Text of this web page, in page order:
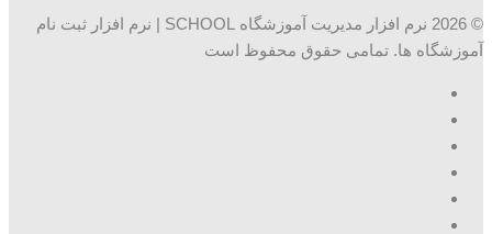
© 2026 نرم افزار مدیریت آموزشگاه SCHOOL | نرم افزار ثبت نام
آموزشگاه ها. تمامی حقوق محفوظ است